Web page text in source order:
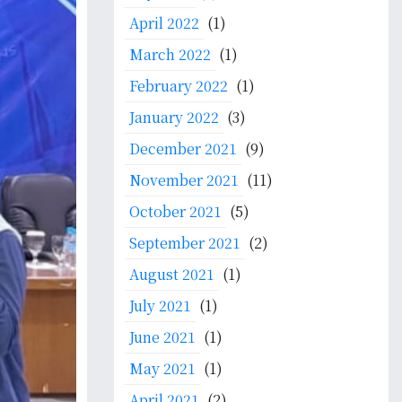
April 2022 (1)
March 2022 (1)
February 2022 (1)
January 2022 (3)
December 2021 (9)
November 2021 (11)
October 2021 (5)
September 2021 (2)
August 2021 (1)
July 2021 (1)
June 2021 (1)
May 2021 (1)